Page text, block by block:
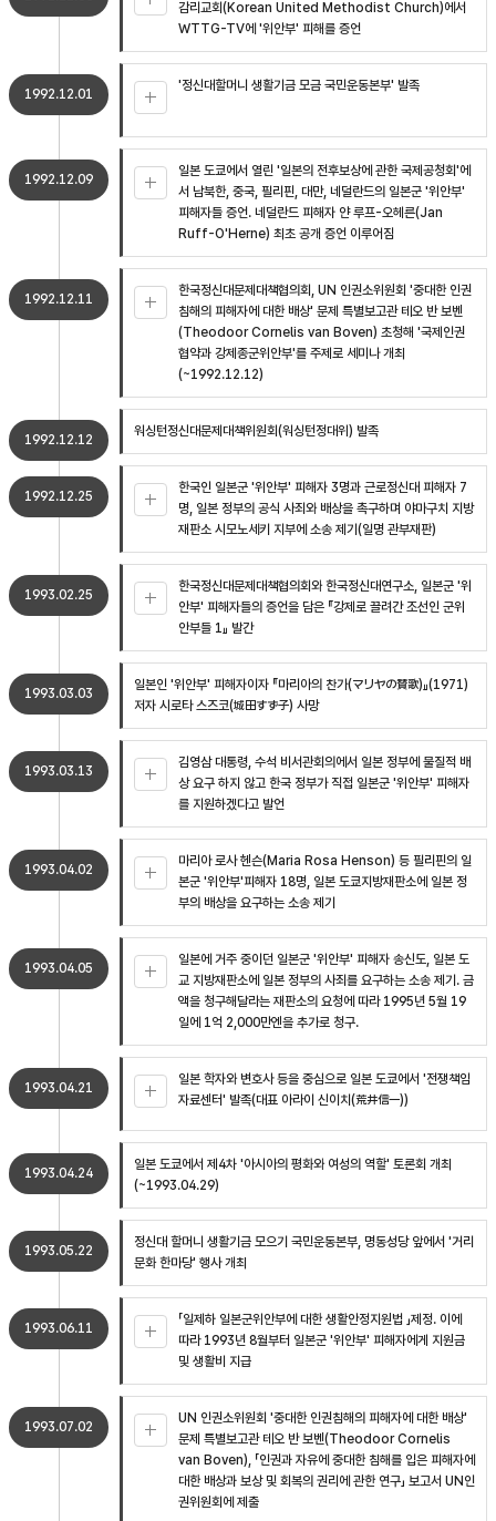
감리교회(Korean United Methodist Church)에서
WTTG-TV에 '위안부' 피해를 증언
1992.12.01
'정신대할머니 생활기금 모금 국민운동본부' 발족
1992.12.09
일본 도쿄에서 열린 '일본의 전후보상에 관한 국제공청회'에
서 남북한, 중국, 필리핀, 대만, 네덜란드의 일본군 '위안부'
피해자들 증언. 네덜란드 피해자 얀 루프-오헤른(Jan
Ruff-O'Herne) 최초 공개 증언 이루어짐
1992.12.11
한국정신대문제대책협의회, UN 인권소위원회 '중대한 인권
침해의 피해자에 대한 배상' 문제 특별보고관 테오 반 보벤
(Theodoor Cornelis van Boven) 초청해 '국제인권
협약과 강제종군위안부'를 주제로 세미나 개최
(~1992.12.12)
1992.12.12
워싱턴정신대문제대책위원회(워싱턴정대위) 발족
1992.12.25
한국인 일본군 '위안부' 피해자 3명과 근로정신대 피해자 7
명, 일본 정부의 공식 사죄와 배상을 촉구하며 야마구치 지방
재판소 시모노세키 지부에 소송 제기(일명 관부재판)
1993.02.25
한국정신대문제대책협의회와 한국정신대연구소, 일본군 '위
안부' 피해자들의 증언을 담은 『강제로 끌려간 조선인 군위
안부들 1』 발간
1993.03.03
일본인 '위안부' 피해자이자 『마리아의 찬가(マリヤの賛歌)』(1971)
저자 시로타 스즈코(城田すず子) 사망
1993.03.13
김영삼 대통령, 수석 비서관회의에서 일본 정부에 물질적 배
상 요구 하지 않고 한국 정부가 직접 일본군 '위안부' 피해자
를 지원하겠다고 발언
1993.04.02
마리아 로사 헨슨(Maria Rosa Henson) 등 필리핀의 일
본군 '위안부'피해자 18명, 일본 도쿄지방재판소에 일본 정
부의 배상을 요구하는 소송 제기
1993.04.05
일본에 거주 중이던 일본군 '위안부' 피해자 송신도, 일본 도
교 지방재판소에 일본 정부의 사죄를 요구하는 소송 제기. 금
액을 청구해달라는 재판소의 요청에 따라 1995년 5월 19
일에 1억 2,000만엔을 추가로 청구.
1993.04.21
일본 학자와 변호사 등을 중심으로 일본 도쿄에서 '전쟁책임
자료센터' 발족(대표 아라이 신이치(荒井信一))
1993.04.24
일본 도쿄에서 제4차 '아시아의 평화와 여성의 역할' 토론회 개최
(~1993.04.29)
1993.05.22
정신대 할머니 생활기금 모으기 국민운동본부, 명동성당 앞에서 '거리
문화 한마당' 행사 개최
1993.06.11
「일제하 일본군위안부에 대한 생활안정지원법 」제정. 이에
따라 1993년 8월부터 일본군 '위안부' 피해자에게 지원금
및 생활비 지급
1993.07.02
UN 인권소위원회 '중대한 인권침해의 피해자에 대한 배상'
문제 특별보고관 테오 반 보벤(Theodoor Cornelis
van Boven), 「인권과 자유에 중대한 침해를 입은 피해자에
대한 배상과 보상 및 회복의 권리에 관한 연구」 보고서 UN인
권위원회에 제출